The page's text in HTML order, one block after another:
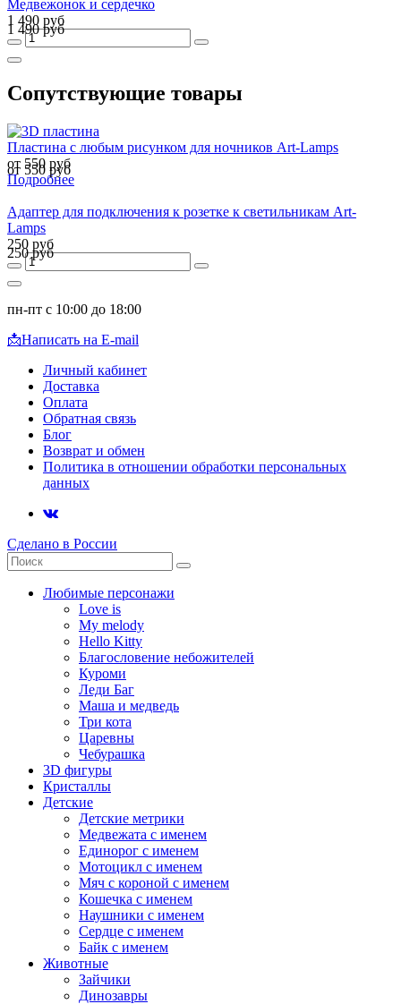
Медвежонок и сердечко
1 490 руб
1 490 руб
Сопутствующие товары
Пластина с любым рисунком для ночников Art-Lamps
от 550 руб
от 550 руб
Подробнее
Адаптер для подключения к розетке к светильникам Art-
Lamps
250 руб
250 руб
пн-пт с 10:00 до 18:00
📩Написать на E-mail
Личный кабинет
Доставка
Оплата
Обратная связь
Блог
Возврат и обмен
Политика в отношении обработки персональных
данных
Сделано в России
Любимые персонажи
Love is
My melody
Hello Kitty
Благословение небожителей
Куроми
Леди Баг
Маша и медведь
Три кота
Царевны
Чебурашка
3D фигуры
Кристаллы
Детские
Детские метрики
Медвежата с именем
Единорог с именем
Мотоцикл с именем
Мяч с короной с именем
Кошечка с именем
Наушники с именем
Сердце с именем
Байк с именем
Животные
Зайчики
Динозавры